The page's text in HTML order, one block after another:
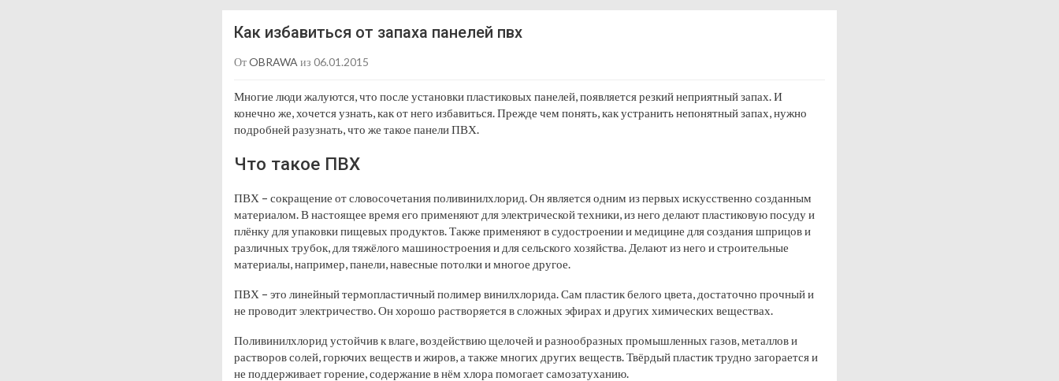
Как избавиться от запаха панелей пвх
ОтOBRAWA из 06.01.2015
Многие люди жалуются, что после установки пластиковых панелей, появляется резкий неприятный запах. И
конечно же, хочется узнать, как от него избавиться. Прежде чем понять, как устранить непонятный запах, нужно
подробней разузнать, что же такое панели ПВХ.
Что такое ПВХ
ПВХ – сокращение от словосочетания поливинилхлорид. Он является одним из первых искусственно созданным
материалом. В настоящее время его применяют для электрической техники, из него делают пластиковую посуду и
плёнку для упаковки пищевых продуктов. Также применяют в судостроении и медицине для создания шприцов и
различных трубок, для тяжёлого машиностроения и для сельского хозяйства. Делают из него и строительные
материалы, например, панели, навесные потолки и многое другое.
ПВХ – это линейный термопластичный полимер винилхлорида. Сам пластик белого цвета, достаточно прочный и
не проводит электричество. Он хорошо растворяется в сложных эфирах и других химических веществах.
Поливинилхлорид устойчив к влаге, воздействию щелочей и разнообразных промышленных газов, металлов и
растворов солей, горючих веществ и жиров, а также многих других веществ. Твёрдый пластик трудно загорается и
не поддерживает горение, содержание в нём хлора помогает самозатуханию.